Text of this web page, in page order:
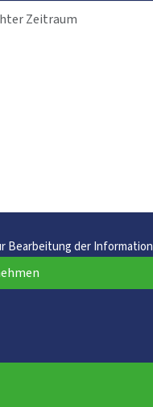
Bearbeitung der